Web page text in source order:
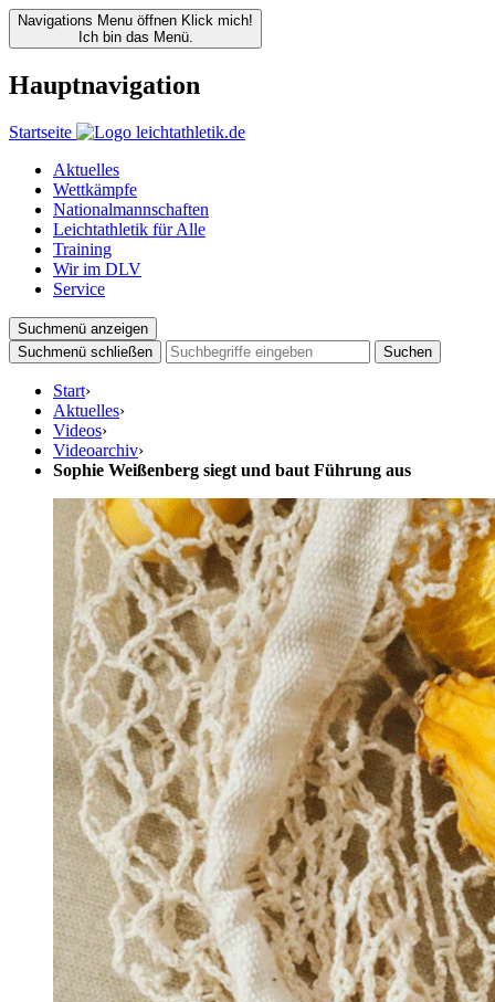
Navigations Menu öffnen Klick mich!
Ich bin das Menü.
Hauptnavigation
Startseite
Aktuelles
Wettkämpfe
Nationalmannschaften
Leichtathletik für Alle
Training
Wir im DLV
Service
Suchmenü anzeigen
Suchmenü schließen
Suchen
Start›
Aktuelles›
Videos›
Videoarchiv›
Sophie Weißenberg siegt und baut Führung aus